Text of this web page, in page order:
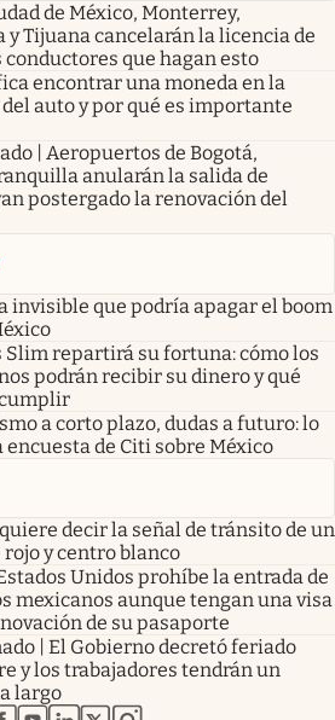
de México, Monterrey,
y Tijuana cancelarán la licencia de
que hagan esto
encontrar una moneda en la
auto y por qué es importante
| Aeropuertos de Bogotá,
anularán la salida de
postergado la renovación del
invisible que podría apagar el boom
Slim repartirá su fortuna: cómo los
podrán recibir su dinero y qué
a corto plazo, dudas a futuro: lo
de Citi sobre México
decir la señal de tránsito de un
y centro blanco
Unidos prohíbe la entrada de
mexicanos aunque tengan una visa
de su pasaporte
| El Gobierno decretó feriado
y los trabajadores tendrán un
largo
abre en nueva pestaña
abre en nueva pestaña
abre en nueva pestaña
abre en nueva pestaña
abre en nueva pestaña